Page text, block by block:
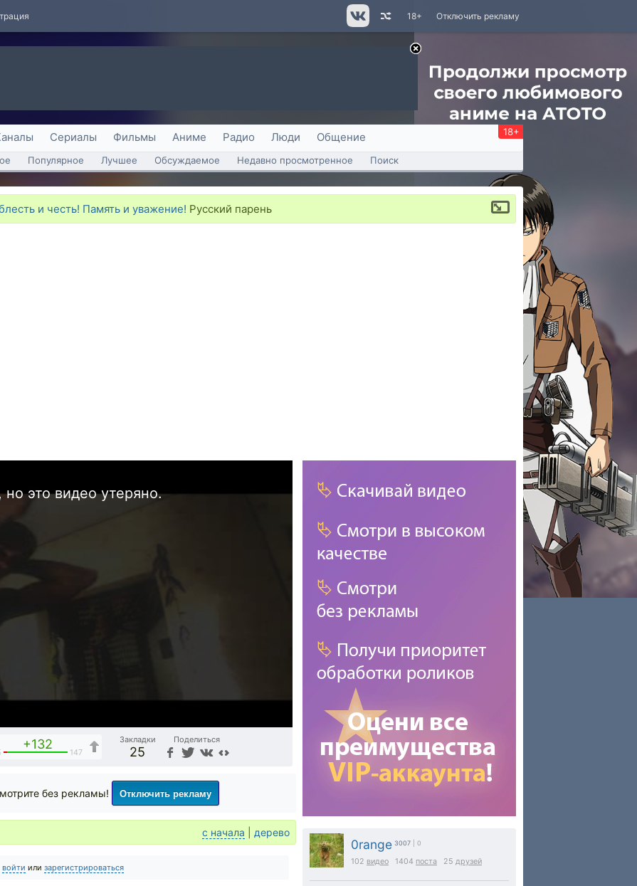
Отключить рекламу
18+
Сериалы Фильмы Аниме Радио Люди Общение 18+
Популярное Лучшее Обсуждаемое Недавно просмотренное Поиск
и честь! Память и уважение! Русский парень
но это видео утеряно.
+132
147
Закладки
25
Поделиться
0range 3007 | 0
102 видео 1404 поста 25 друзей
без рекламы! Отключить рекламу
с начала дерево
войти или зарегистрироваться